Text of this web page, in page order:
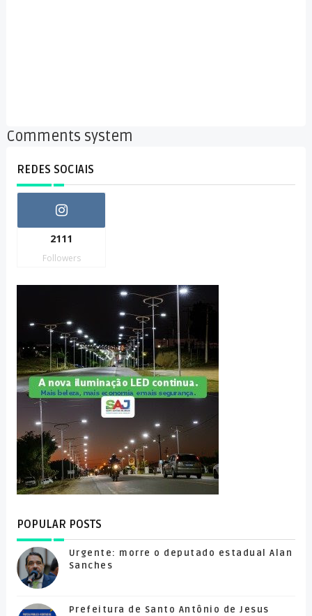
Comments system
REDES SOCIAIS
2111
Followers
POPULAR POSTS
Urgente: morre o deputado estadual Alan
Sanches
Prefeitura de Santo Antônio de Jesus